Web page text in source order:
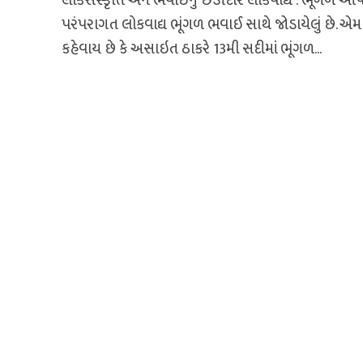
પરંપરાગત લોકવાદ્ય ભૂંગળ ભવાઈ સાથે જોડાયેલું છે. એમ
કહેવાય છે કે અસાઇત ઠાકરે 13મી સદીમાં ભૂંગળ...